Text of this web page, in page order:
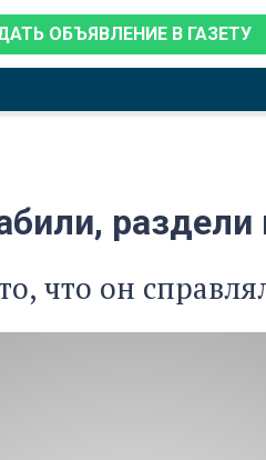
ОБЪЯВЛЕНИЕ В ГАЗЕТУ
раздели
что он